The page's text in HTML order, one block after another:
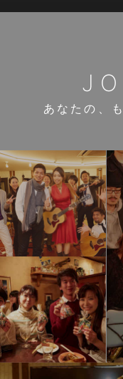
あなたの、